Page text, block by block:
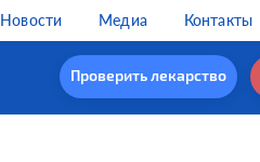
Новости Медиа Контакты
Проверить лекарство